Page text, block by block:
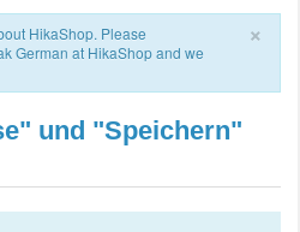
×
HikaShop. Please
German at HikaShop and we
und "Speichern"